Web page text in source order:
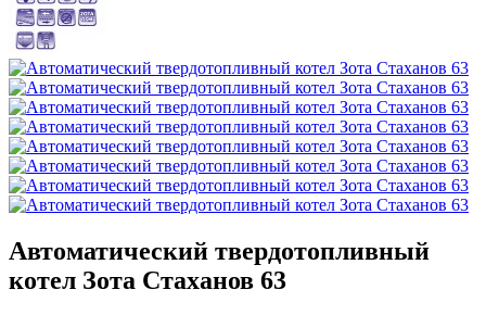
Автоматический твердотопливный
котел Зота Стаханов 63